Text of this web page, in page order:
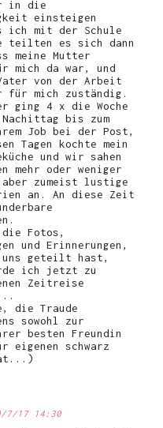
in die
einsteigen
mit der Schule
teilten es sich dann
meine Mutter
mich da war, und
von der Arbeit
für mich zuständig.
ging 4 x die Woche
Nachittag bis zum
Job bei der Post,
Tagen kochte mein
und wir sahen
mehr oder weniger
aber zumeist lustige
an. An diese Zeit
die Fotos,
und Erinnerungen,
geteilt hast,
ich jetzt zu
Zeitreise
die Traude
sowohl zur
besten Freundin
eigenen schwarz
7/17 14:30